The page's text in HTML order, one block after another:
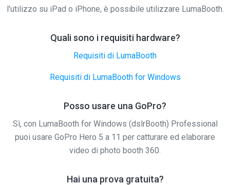
l'utilizzo su iPad o iPhone, è possibile utilizzare LumaBooth.
Quali sono i requisiti hardware?
Requisiti di LumaBooth
Requisiti di LumaBooth for Windows
Posso usare una GoPro?
Sì, con LumaBooth for Windows (dslrBooth) Professional
puoi usare GoPro Hero 5 a 11 per catturare ed elaborare
video di photo booth 360.
Hai una prova gratuita?